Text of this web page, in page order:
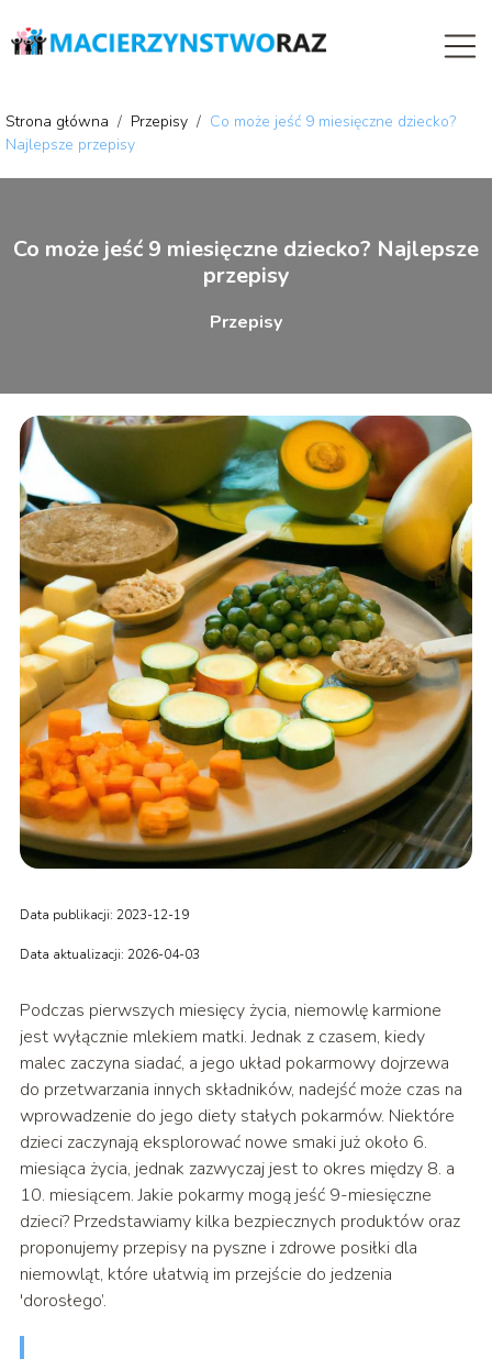
Strona główna / Przepisy / Co może jeść 9 miesięczne dziecko?
Najlepsze przepisy
Co może jeść 9 miesięczne dziecko? Najlepsze
przepisy
Przepisy
Data publikacji: 2023-12-19
Data aktualizacji: 2026-04-03
Podczas pierwszych miesięcy życia, niemowlę karmione
jest wyłącznie mlekiem matki. Jednak z czasem, kiedy
malec zaczyna siadać, a jego układ pokarmowy dojrzewa
do przetwarzania innych składników, nadejść może czas na
wprowadzenie do jego diety stałych pokarmów. Niektóre
dzieci zaczynają eksplorować nowe smaki już około 6.
miesiąca życia, jednak zazwyczaj jest to okres między 8. a
10. miesiącem. Jakie pokarmy mogą jeść 9-miesięczne
dzieci? Przedstawiamy kilka bezpiecznych produktów oraz
proponujemy przepisy na pyszne i zdrowe posiłki dla
niemowląt, które ułatwią im przejście do jedzenia
'dorosłego’.